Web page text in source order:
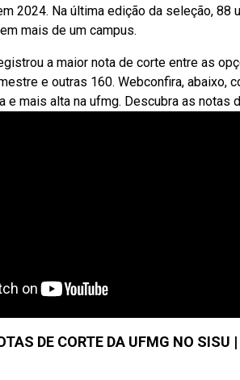
2024. Na última edição da seleção,
mais de um campus.
a maior nota de corte entre as
e outras 160. Webconfira, abaixo,
mais alta na ufmg. Descubra as notas
DE CORTE DA UFMG NO SISU